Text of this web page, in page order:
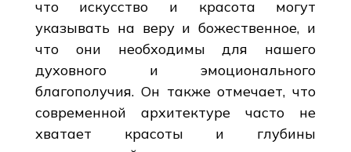
что искусство и красота могут
указывать на веру и божественное, и
что они необходимы для нашего
духовного и эмоционального
благополучия. Он также отмечает, что
современной архитектуре часто не
хватает красоты и глубины